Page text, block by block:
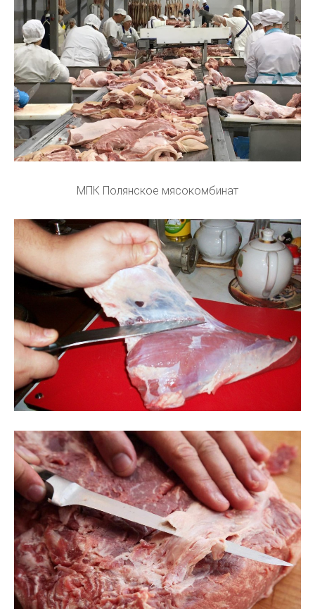
МПК Полянское мясокомбинат